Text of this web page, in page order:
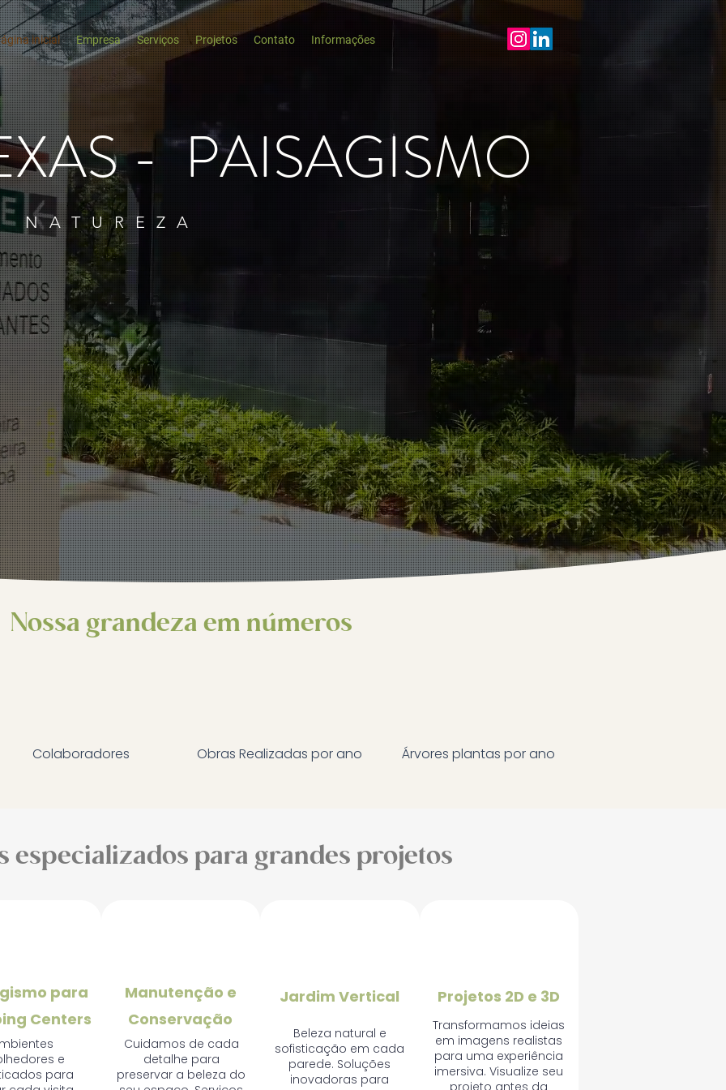
inicial Empresa Serviços Projetos Contato Informações
- PAISAGISMO
NATUREZA
a Agrotexas. Projetos 3D, manutenção, shoppings, corporativos e
conosco!
Nossa grandeza em números
Colaboradores Obras Realizadas por ano Árvores plantas por ano
especializados para grandes projetos
para
Centers
e
para
Manutenção e
Conservação
Cuidamos de cada
detalhe para
preservar a beleza do
Jardim Vertical
​Beleza natural e
sofisticação em cada
parede. Soluções
inovadoras para
Projetos 2D e 3D
Transformamos ideias
em imagens realistas
para uma experiência
imersiva. Visualize seu
projeto antes da